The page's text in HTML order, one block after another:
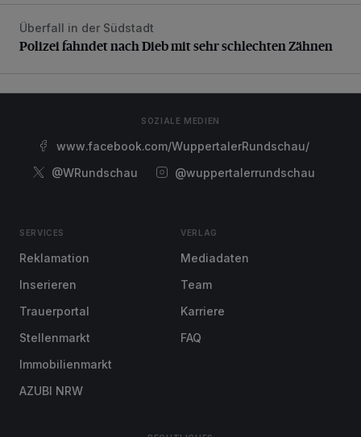
Polizei fahndet nach Dieb mit sehr schlechten Zähnen
Überfall in der Südstadt
Polizei fahndet nach Dieb mit sehr schlechten Zähnen
SOZIALE MEDIEN
www.facebook.com/WuppertalerRundschau/
@WRundschau
@wuppertalerrundschau
SERVICES
Reklamation
Inserieren
Trauerportal
Stellenmarkt
Immobilienmarkt
AZUBI NRW
VERLAG
Mediadaten
Team
Karriere
FAQ